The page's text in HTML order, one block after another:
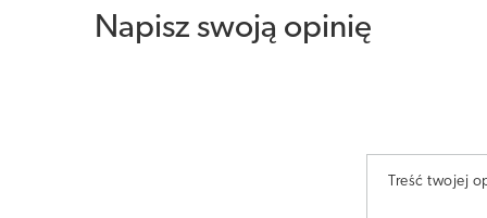
Napisz swoją opinię
Treść twojej